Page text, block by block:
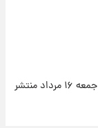
قیمت خودروهای سایپا تغییر کرد؛ لیست قیمت جمعه ۱۶ مرداد منتشر